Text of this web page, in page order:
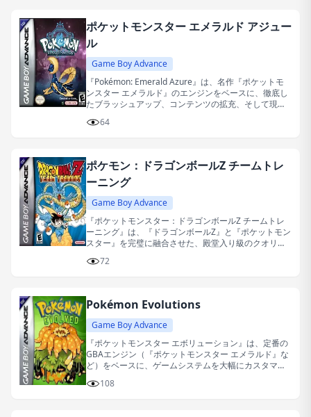
ポケットモンスター エメラルド アジュー
ル
Game Boy Advance
『Pokémon: Emerald Azure』は、名作『ポケットモ
ンスター エメラルド』のエンジンをベースに、徹底し
たブラッシュアップ、コンテンツの拡充、そして現代
です。
64
ポケモン：ドラゴンボールZ チームトレ
ーニング
Game Boy Advance
『ポケットモンスター：ドラゴンボールZ チームトレ
ーニング』は、『ドラゴンボールZ』と『ポケットモン
スター』を完璧に融合させた、殿堂入り級のクオリテ
す。72
Pokémon Evolutions
Game Boy Advance
『ポケットモンスター エボリューション』は、定番の
GBAエンジン（『ポケットモンスター エメラルド』な
ど）をベースに、ゲームシステムを大幅にカスタマイ
108